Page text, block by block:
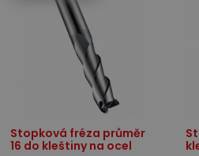
Stopková fréza průměr
16 do kleštiny na ocel